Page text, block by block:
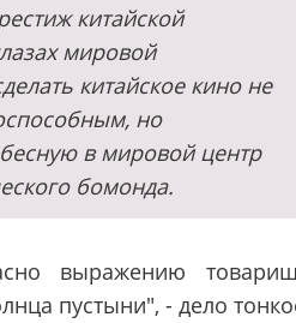
китайской
мировой
китайское кино не
но
в мировой центр
бомонда.
выражению
пустыни", - дело